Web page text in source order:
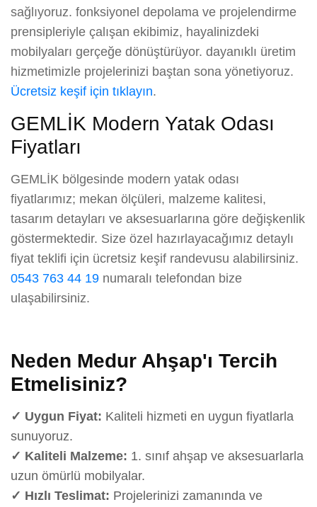
sağlıyoruz. fonksiyonel depolama ve projelendirme
prensipleriyle çalışan ekibimiz, hayalinizdeki
mobilyaları gerçeğe dönüştürüyor. dayanıklı üretim
hizmetimizle projelerinizi baştan sona yönetiyoruz.
Ücretsiz keşif için tıklayın.
GEMLİK Modern Yatak Odası
Fiyatları
GEMLİK bölgesinde modern yatak odası
fiyatlarımız; mekan ölçüleri, malzeme kalitesi,
tasarım detayları ve aksesuarlarına göre değişkenlik
göstermektedir. Size özel hazırlayacağımız detaylı
fiyat teklifi için ücretsiz keşif randevusu alabilirsiniz.
0543 763 44 19 numaralı telefondan bize
ulaşabilirsiniz.
Neden Medur Ahşap'ı Tercih
Etmelisiniz?
✓ Uygun Fiyat: Kaliteli hizmeti en uygun fiyatlarla
sunuyoruz.
✓ Kaliteli Malzeme: 1. sınıf ahşap ve aksesuarlarla
uzun ömürlü mobilyalar.
✓ Hızlı Teslimat: Projelerinizi zamanında ve